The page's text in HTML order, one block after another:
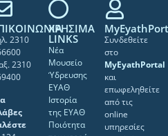
2310
2310
ΧΡΗΣΙΜΑ
LINKS
Νέα
Μουσείο
Ύδρευσης
ΕΥΑΘ
Ιστορία
της ΕΥΑΘ
Ποιότητα
Συνδεθείτε
στο
MyEyathPortal
και
επωφεληθείτε
από τις
online
υπηρεσίες